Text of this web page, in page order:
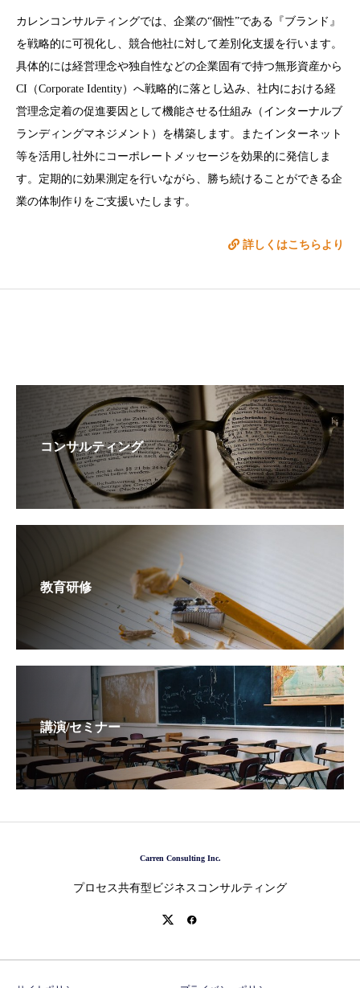
カレンコンサルティングでは、企業の“個性”である『ブランド』
を戦略的に可視化し、競合他社に対して差別化支援を行います。
具体的には経営理念や独自性などの企業固有で持つ無形資産から
CI（Corporate Identity）へ戦略的に落とし込み、社内における経
営理念定着の促進要因として機能させる仕組み（インターナルブ
ランディングマネジメント）を構築します。またインターネット
等を活用し社外にコーポレートメッセージを効果的に発信しま
す。定期的に効果測定を行いながら、勝ち続けることができる企
業の体制作りをご支援いたします。
詳しくはこちらより
コンサルティング
教育研修
講演/セミナー
Carren Consulting Inc.
プロセス共有型ビジネスコンサルティング